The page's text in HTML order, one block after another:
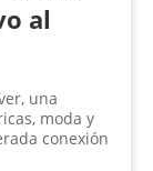
al
una
moda y
conexión